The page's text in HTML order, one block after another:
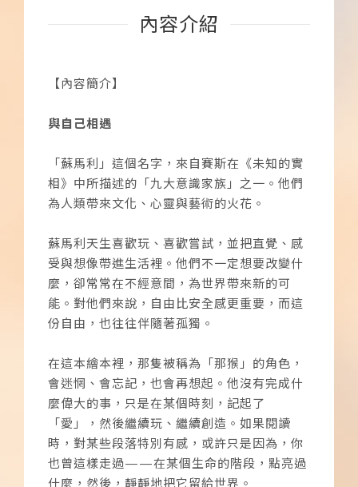
內容介紹
【內容簡介】
與自己相遇
「蘇馬利」這個名字，來自賽斯在《未知的實
相》中所描述的「九大意識家族」之一。他們
為人類帶來文化、心靈與藝術的火花。
蘇馬利天生喜歡玩、喜歡嘗試，並把直覺、感
受與想像帶進生活裡。他們不一定想要改變什
麼，卻常常在不經意間，為世界帶來新的可
能。對他們來說，自由比安全感更重要，而這
份自由，也往往伴隨著孤獨。
在這本繪本裡，那隻被稱為「那猴」的角色，
會迷惘、會忘記，也會再想起。他沒有完成什
麼偉大的事，只是在某個時刻，記起了
「愛」，然後繼續玩、繼續創造。如果閱讀
時，對某些段落特別有感，或許只是因為，你
也曾這樣走過——在某個生命的階段，點亮過